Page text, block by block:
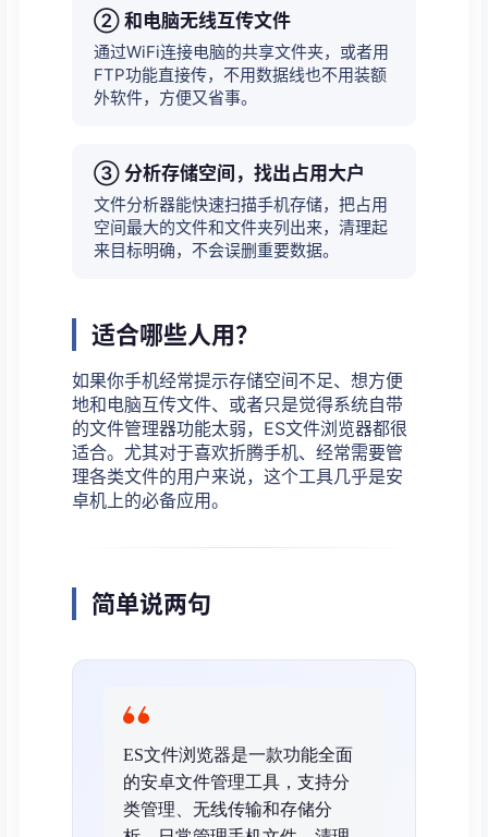
② 和电脑无线互传文件
通过WiFi连接电脑的共享文件夹，或者用
FTP功能直接传，不用数据线也不用装额
外软件，方便又省事。
③ 分析存储空间，找出占用大户
文件分析器能快速扫描手机存储，把占用
空间最大的文件和文件夹列出来，清理起
来目标明确，不会误删重要数据。
适合哪些人用？
如果你手机经常提示存储空间不足、想方便
地和电脑互传文件、或者只是觉得系统自带
的文件管理器功能太弱，ES文件浏览器都很
适合。尤其对于喜欢折腾手机、经常需要管
理各类文件的用户来说，这个工具几乎是安
卓机上的必备应用。
简单说两句
ES文件浏览器是一款功能全面
的安卓文件管理工具，支持分
类管理、无线传输和存储分